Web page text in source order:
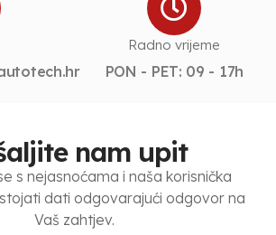
Radno vrijeme
PON - PET: 09 - 17h
nam upit
s nejasnoćama i naša korisnička
dati odgovarajući odgovor na
Vaš zahtjev.